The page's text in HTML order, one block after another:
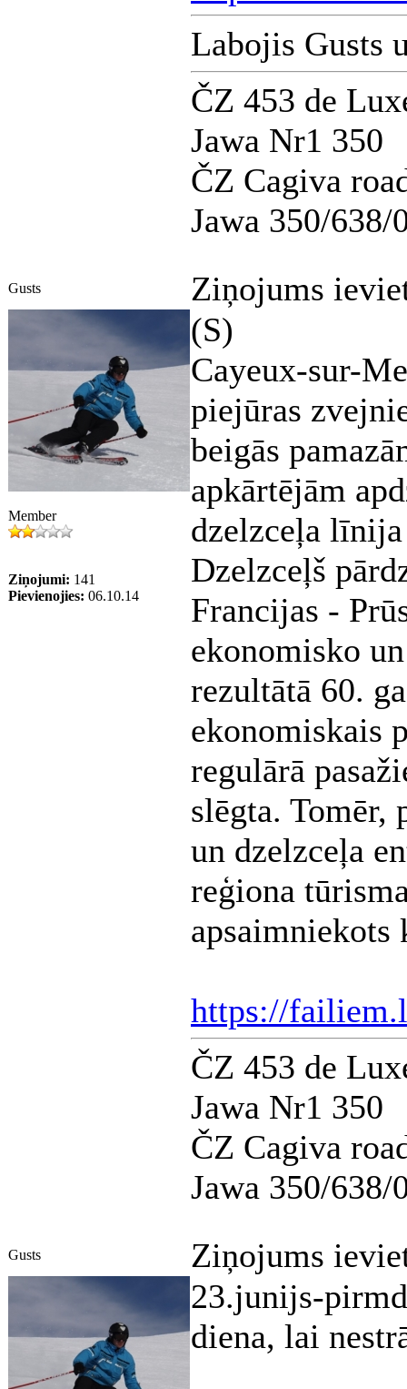
Labojis Gusts
ČZ 453 de
Jawa Nr1 350
ČZ Cagiva
Jawa 350/638/
Gusts Ziņojums
Member
Ziņojumi: 141
Pievienojies: 06.10.14
(S)
Cayeux-sur-
piejūras
beigās
apkārtējām
dzelzceļa līnija
Dzelzceļš
Francijas -
ekonomisko
rezultātā 60.
ekonomiskais
regulārā
slēgta. Tomēr,
un dzelzceļa
reģiona
apsaimniekots
https://
ČZ 453 de
Jawa Nr1 350
ČZ Cagiva
Jawa 350/638/
Gusts
Ziņojums
23.junijs-
diena, lai